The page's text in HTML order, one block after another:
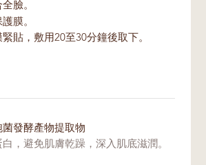
臉。
膜。
貼，敷用20至30分鐘後取下。
發酵產物提取物
，避免肌膚乾躁，深入肌底滋潤。